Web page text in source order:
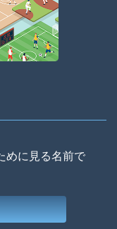
めに見る名前で